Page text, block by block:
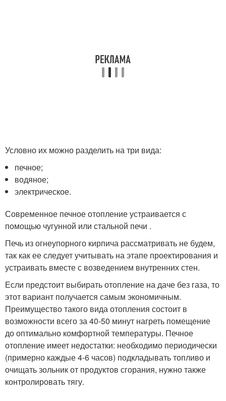
Условно их можно разделить на три вида:
печное;
водяное;
электрическое.
Современное печное отопление устраивается с
помощью чугунной или стальной печи .
Печь из огнеупорного кирпича рассматривать не будем,
так как ее следует учитывать на этапе проектирования и
устраивать вместе с возведением внутренних стен.
Если предстоит выбирать отопление на даче без газа, то
этот вариант получается самым экономичным.
Преимущество такого вида отопления состоит в
возможности всего за 40-50 минут нагреть помещение
до оптимально комфортной температуры. Печное
отопление имеет недостатки: необходимо периодически
(примерно каждые 4-6 часов) подкладывать топливо и
очищать зольник от продуктов сгорания, нужно также
контролировать тягу.